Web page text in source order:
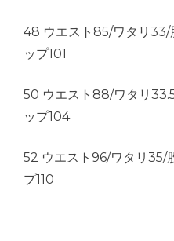
48 ウエスト85/ワタリ33/
ップ101
50 ウエスト88/ワタリ
ップ104
52 ウエスト96/ワタリ
プ110